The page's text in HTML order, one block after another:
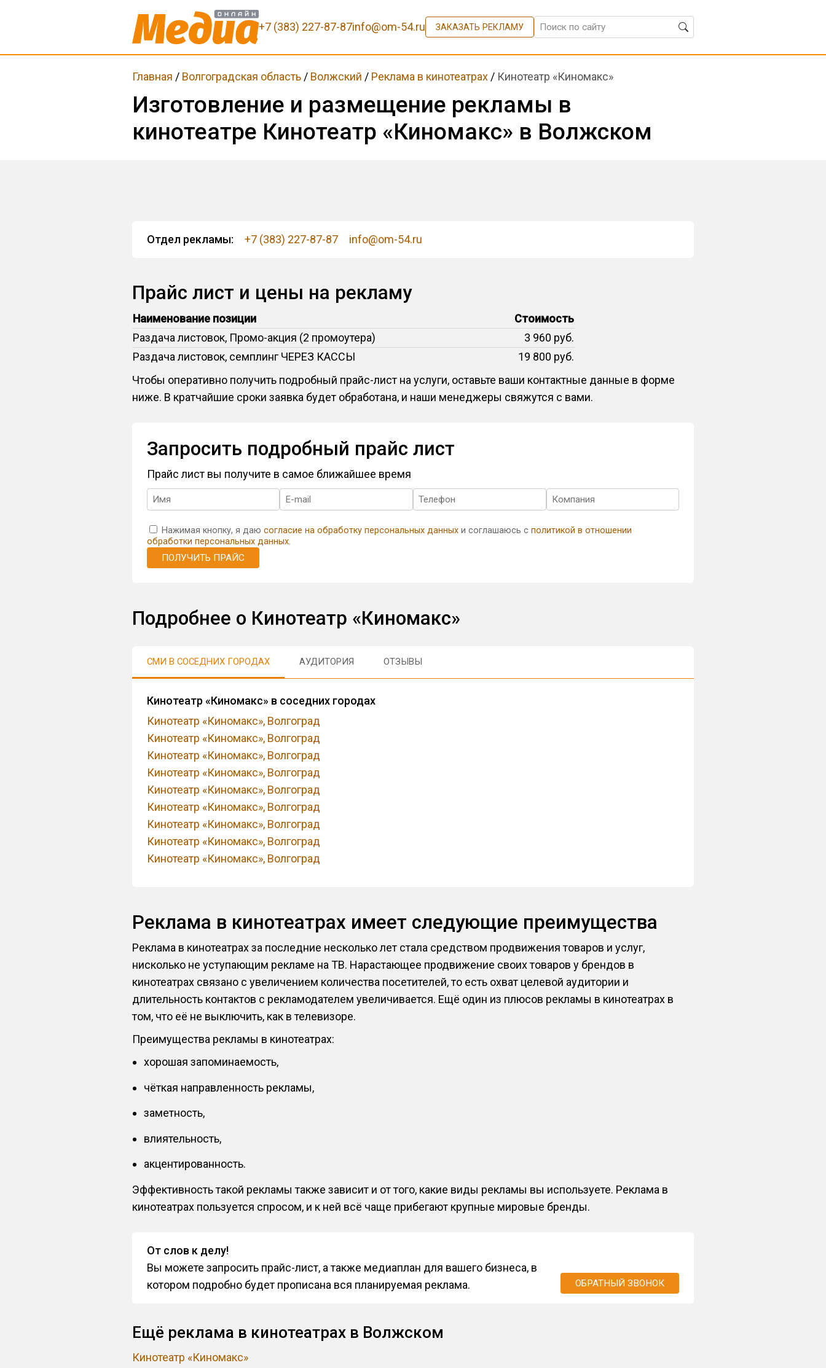
+7 (383) 227-87-87info@om-54.ru ЗАКАЗАТЬ РЕКЛАМУ
Главная / Волгоградская область/ Волжский / Реклама в кинотеатрах/ Кинотеатр «Киномакс»
Изготовление и размещение рекламы в
кинотеатре Кинотеатр «Киномакс» в Волжском
Отдел рекламы: +7 (383) 227-87-87 info@om-54.ru
Прайс лист и цены на рекламу
Наименование позиции
Стоимость
Раздача листовок, Промо-акция (2 промоутера)
3 960 руб.
Раздача листовок, семплинг ЧЕРЕЗ КАССЫ
19 800 руб.
Чтобы оперативно получить подробный прайс-лист на услуги, оставьте ваши контактные данные в форме
ниже. В кратчайшие сроки заявка будет обработана, и наши менеджеры свяжутся с вами.
Запросить подробный прайс лист
Прайс лист вы получите в самое ближайшее время
Нажимая кнопку, я даю согласие на обработку персональных данныхи соглашаюсь с политикой в отношении
обработки персональных данных.
ПОЛУЧИТЬ ПРАЙС
Подробнее о Кинотеатр «Киномакс»
СМИ В СОСЕДНИХ ГОРОДАХ АУДИТОРИЯ ОТЗЫВЫ
Кинотеатр «Киномакс» в соседних городах
Кинотеатр «Киномакс», Волгоград
Кинотеатр «Киномакс», Волгоград
Кинотеатр «Киномакс», Волгоград
Кинотеатр «Киномакс», Волгоград
Кинотеатр «Киномакс», Волгоград
Кинотеатр «Киномакс», Волгоград
Кинотеатр «Киномакс», Волгоград
Кинотеатр «Киномакс», Волгоград
Кинотеатр «Киномакс», Волгоград
Реклама в кинотеатрах имеет следующие преимущества
Реклама в кинотеатрах за последние несколько лет стала средством продвижения товаров и услуг,
нисколько не уступающим рекламе на ТВ. Нарастающее продвижение своих товаров у брендов в
кинотеатрах связано с увеличением количества посетителей, то есть охват целевой аудитории и
длительность контактов с рекламодателем увеличивается. Ещё один из плюсов рекламы в кинотеатрах в
том, что её не выключить, как в телевизоре.
Преимущества рекламы в кинотеатрах:
хорошая запоминаемость,
чёткая направленность рекламы,
заметность,
влиятельность,
акцентированность.
Эффективность такой рекламы также зависит и от того, какие виды рекламы вы используете. Реклама в
кинотеатрах пользуется спросом, и к ней всё чаще прибегают крупные мировые бренды.
От слов к делу!
Вы можете запросить прайс-лист, а также медиаплан для вашего бизнеса, в
котором подробно будет прописана вся планируемая реклама.
ОБРАТНЫЙ ЗВОНОК
Ещё реклама в кинотеатрах в Волжском
Кинотеатр «Киномакс»